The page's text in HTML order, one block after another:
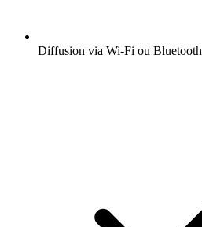
Diffusion via Wi-Fi ou Bluetooth